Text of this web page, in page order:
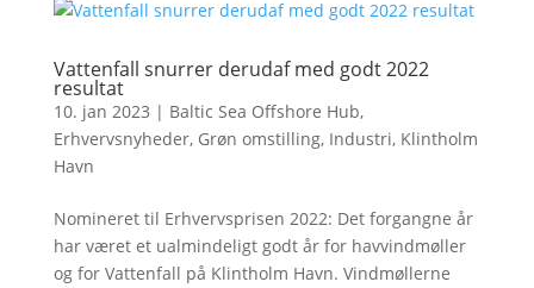
Vattenfall snurrer derudaf med godt 2022
resultat
10. jan 2023 | Baltic Sea Offshore Hub,
Erhvervsnyheder, Grøn omstilling, Industri, Klintholm
Havn
Nomineret til Erhvervsprisen 2022: Det forgangne år
har været et ualmindeligt godt år for havvindmøller
og for Vattenfall på Klintholm Havn. Vindmøllerne